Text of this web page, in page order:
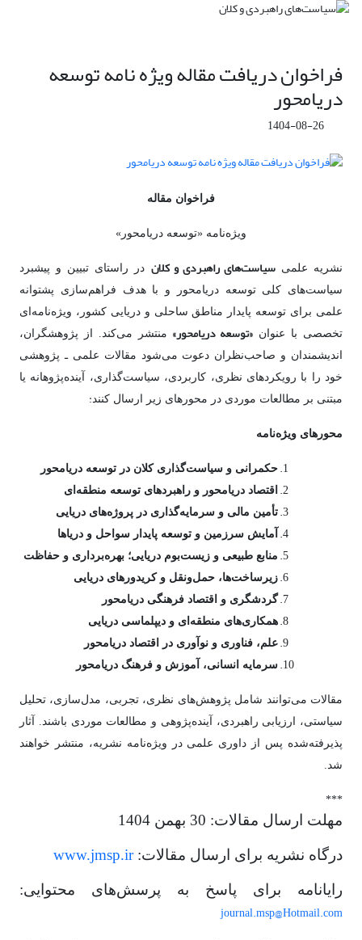
فراخوان دریافت مقاله ویژه نامه توسعه
دریامحور
1404-08-26
فراخوان مقاله
ویژه‌نامه «توسعه دریامحور»
نشریه علمیسیاست‌های راهبردی و کلان در راستای تبیین و پیشبرد
سیاست‌های کلی توسعه دریامحور و با هدف فراهم‌سازی پشتوانه
علمی برای توسعه پایدار مناطق ساحلی و دریایی کشور، ویژه‌نامه‌ای
تخصصی با عنوان«توسعه دریامحور» منتشر می‌کند. از پژوهشگران،
اندیشمندان و صاحب‌نظران دعوت می‌شود مقالات علمی ـ پژوهشی
خود را با رویکردهای نظری، کاربردی، سیاست‌گذاری، آینده‌پژوهانه یا
مبتنی بر مطالعات موردی در محورهای زیر ارسال کنند :
محورهای ویژه‌نامه
حکمرانی و سیاست‌گذاری کلان در توسعه دریامحور
اقتصاد دریامحور و راهبردهای توسعه منطقه‌ای
تأمین مالی و سرمایه‌گذاری در پروژه‌های دریایی
آمایش سرزمین و توسعه پایدار سواحل و دریاها
منابع طبیعی و زیست‌بوم دریایی؛ بهره‌برداری و حفاظت
زیرساخت‌ها، حمل‌ونقل و کریدورهای دریایی
گردشگری و اقتصاد فرهنگی دریامحور
همکاری‌های منطقه‌ای و دیپلماسی دریایی
علم، فناوری و نوآوری در اقتصاد دریامحور
سرمایه انسانی، آموزش و فرهنگ دریا‌محور
مقالات می‌توانند شامل پژوهش‌های نظری، تجربی، مدل‌سازی، تحلیل
سیاستی، ارزیابی راهبردی، آینده‌پژوهی و مطالعات موردی باشند. آثار
پذیرفته‌شده پس از داوری علمی در ویژه‌نامه نشریه، منتشر خواهند
شد.
***
مهلت ارسال مقالات: 30 بهمن 1404
درگاه نشریه برای ارسال مقالات:www.jmsp.ir
رایانامه برای پاسخ به پرسش‌های محتوایی:
journal.msp@Hotmail.com